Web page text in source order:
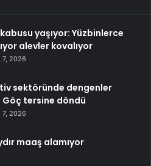
yaşıyor: Yüzbinlerce
alevler kovalıyor
7, 2026
sektöründe dengenler
tersine döndü
7, 2026
maaş alamıyor